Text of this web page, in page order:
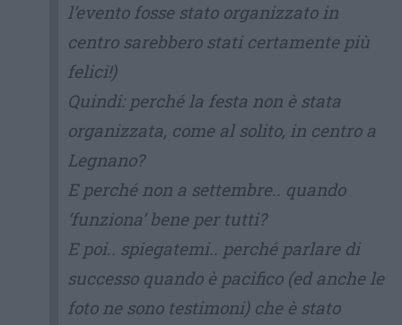
l’evento fosse stato organizzato in
centro sarebbero stati certamente più
felici!)
Quindi: perché la festa non è stata
organizzata, come al solito, in centro a
Legnano?
E perché non a settembre.. quando
‘funziona’ bene per tutti?
E poi.. spiegatemi.. perché parlare di
successo quando è pacifico (ed anche le
foto ne sono testimoni) che è stato